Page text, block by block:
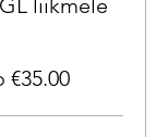
liikmele
€35.00